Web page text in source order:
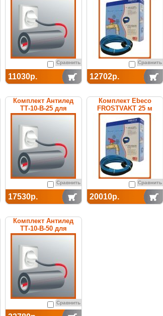
Сравнить
11030р.
Сравнить
12702р.
Комплект Антилед
ТТ-10-В-25 для
обогрева труб
Сравнить
17530р.
Комплект Ebeco
FROSTVAKT 25 м
Сравнить
20010р.
Комплект Антилед
ТТ-10-В-50 для
обогрева труб
Сравнить